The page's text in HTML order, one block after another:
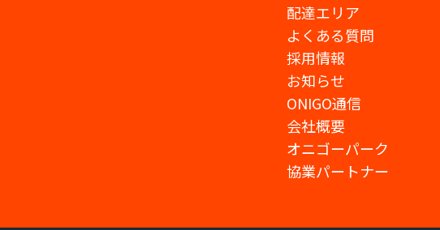
配達エリア
よくある質問
採用情報
お知らせ
ONIGO通信
会社概要
オニゴーパーク
協業パートナー